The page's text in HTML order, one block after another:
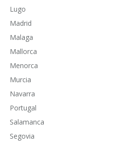
Lugo
Madrid
Malaga
Mallorca
Menorca
Murcia
Navarra
Portugal
Salamanca
Segovia